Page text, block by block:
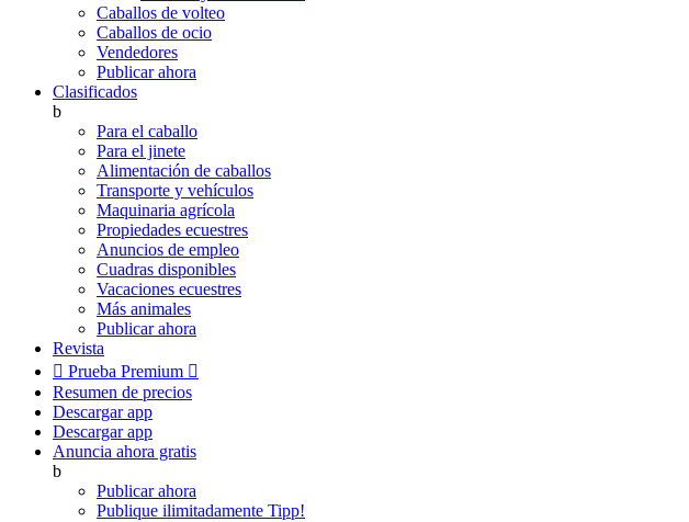
Caballos de volteo
Caballos de ocio
Vendedores
Publicar ahora
Clasificados
b
Para el caballo
Para el jinete
Alimentación de caballos
Transporte y vehículos
Maquinaria agrícola
Propiedades ecuestres
Anuncios de empleo
Cuadras disponibles
Vacaciones ecuestres
Más animales
Publicar ahora
Revista
 Prueba Premium 
Resumen de precios
Descargar app
Descargar app
Anuncia ahora gratis
b
Publicar ahora
Publique ilimitadamente Tipp!